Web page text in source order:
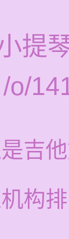
提
/o/
吉
构